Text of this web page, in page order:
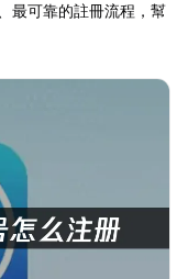
最可靠的註冊流程，幫